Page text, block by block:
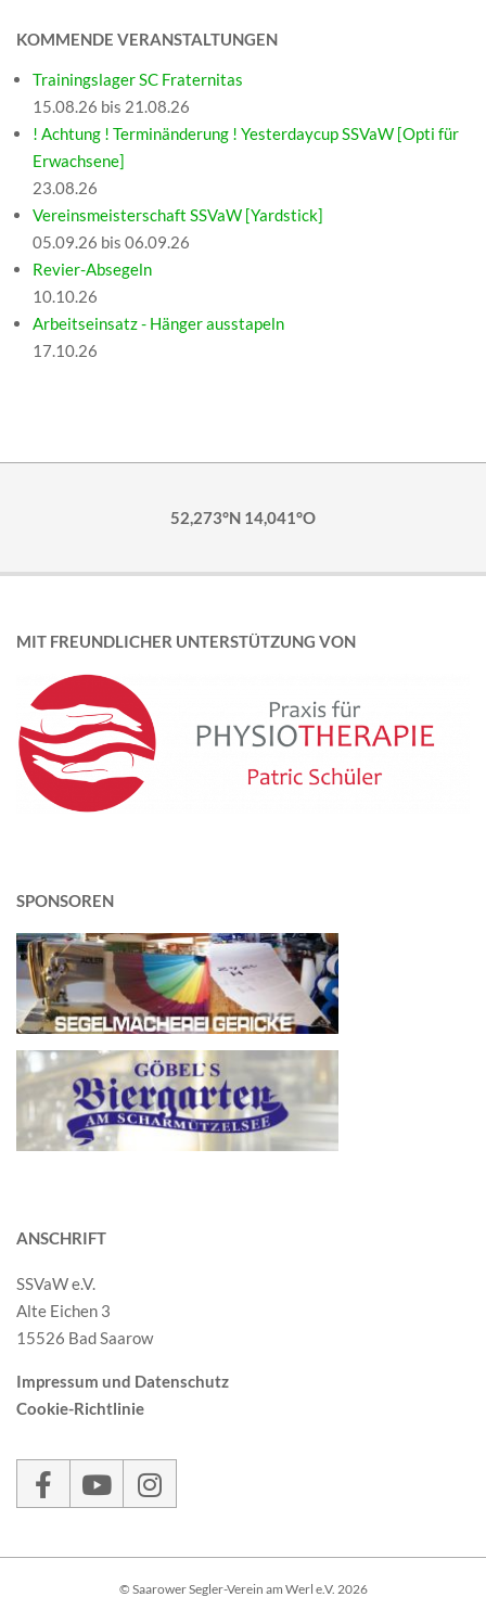
KOMMENDE VERANSTALTUNGEN
Trainingslager SC Fraternitas
15.08.26 bis 21.08.26
! Achtung ! Terminänderung ! Yesterdaycup SSVaW [Opti für
Erwachsene]
23.08.26
Vereinsmeisterschaft SSVaW [Yardstick]
05.09.26 bis 06.09.26
Revier-Absegeln
10.10.26
Arbeitseinsatz - Hänger ausstapeln
17.10.26
52,273°N 14,041°O
MIT FREUNDLICHER UNTERSTÜTZUNG VON
SPONSOREN
ANSCHRIFT
SSVaW e.V.
Alte Eichen 3
15526 Bad Saarow
Impressum und Datenschutz
Cookie-Richtlinie
© Saarower Segler-Verein am Werl e.V. 2026